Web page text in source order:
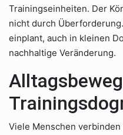
Trainingseinheiten. Der
nicht durch
einplant, auch in kleinen
nachhaltige Veränderung.
Viele Menschen